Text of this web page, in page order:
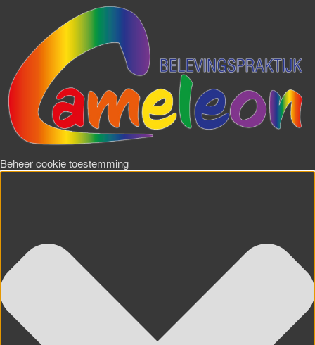
Beheer cookie toestemming